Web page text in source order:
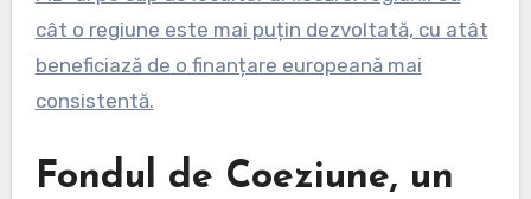
cât o regiune este mai puțin dezvoltată, cu atât
beneficiază de o finanțare europeană mai
consistentă.
Fondul de Coeziune, un